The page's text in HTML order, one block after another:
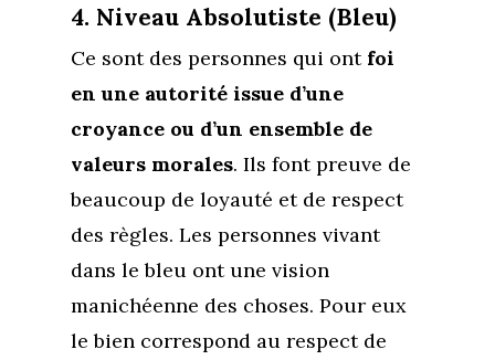
4. Niveau Absolutiste (Bleu)
Ce sont des personnes qui ont foi
en une autorité issue d’une
croyance ou d’un ensemble de
valeurs morales. Ils font preuve de
beaucoup de loyauté et de respect
des règles. Les personnes vivant
dans le bleu ont une vision
manichéenne des choses. Pour eux
le bien correspond au respect de